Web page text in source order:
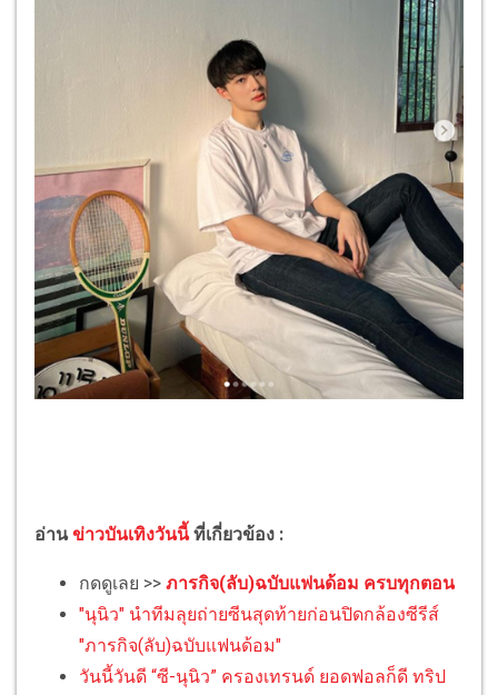
อ่านข่าวบันเทิงวันนี้ ที่เกี่ยวข้อง :
กดดูเลย >> ภารกิจ(ลับ)ฉบับแฟนด้อม ครบทุกตอน
"นุนิว" นำทีมลุยถ่ายซีนสุดท้ายก่อนปิดกล้องซีรีส์
"ภารกิจ(ลับ)ฉบับแฟนด้อม"
วันนี้วันดี “ซี-นุนิว” ครองเทรนด์ ยอดฟอลก็ดี ทริป